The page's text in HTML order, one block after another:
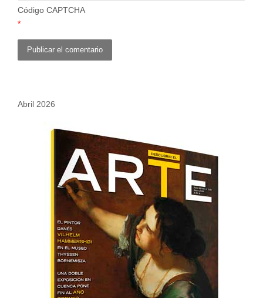
Código CAPTCHA
*
Abril 2026